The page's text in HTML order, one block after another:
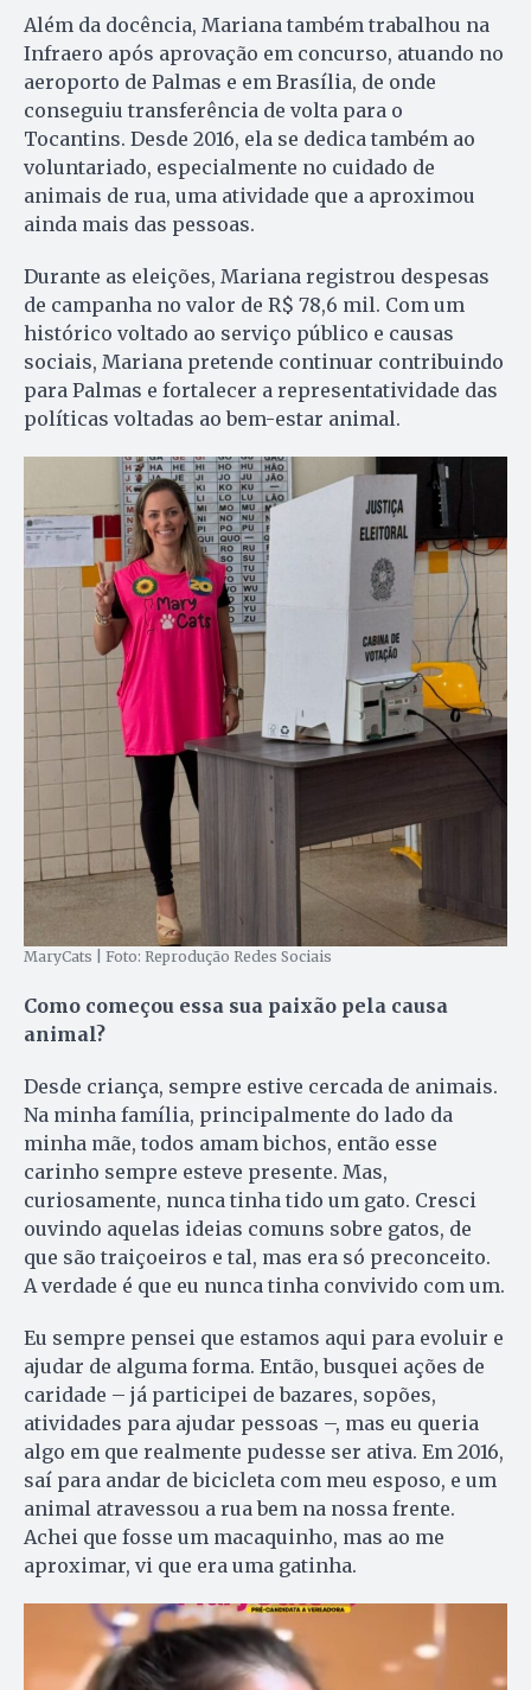
Além da docência, Mariana também trabalhou na
Infraero após aprovação em concurso, atuando no
aeroporto de Palmas e em Brasília, de onde
conseguiu transferência de volta para o
Tocantins. Desde 2016, ela se dedica também ao
voluntariado, especialmente no cuidado de
animais de rua, uma atividade que a aproximou
ainda mais das pessoas.
Durante as eleições, Mariana registrou despesas
de campanha no valor de R$ 78,6 mil. Com um
histórico voltado ao serviço público e causas
sociais, Mariana pretende continuar contribuindo
para Palmas e fortalecer a representatividade das
políticas voltadas ao bem-estar animal.
MaryCats | Foto: Reprodução Redes Sociais
Como começou essa sua paixão pela causa
animal?
Desde criança, sempre estive cercada de animais.
Na minha família, principalmente do lado da
minha mãe, todos amam bichos, então esse
carinho sempre esteve presente. Mas,
curiosamente, nunca tinha tido um gato. Cresci
ouvindo aquelas ideias comuns sobre gatos, de
que são traiçoeiros e tal, mas era só preconceito.
A verdade é que eu nunca tinha convivido com um.
Eu sempre pensei que estamos aqui para evoluir e
ajudar de alguma forma. Então, busquei ações de
caridade – já participei de bazares, sopões,
atividades para ajudar pessoas –, mas eu queria
algo em que realmente pudesse ser ativa. Em 2016,
saí para andar de bicicleta com meu esposo, e um
animal atravessou a rua bem na nossa frente.
Achei que fosse um macaquinho, mas ao me
aproximar, vi que era uma gatinha.